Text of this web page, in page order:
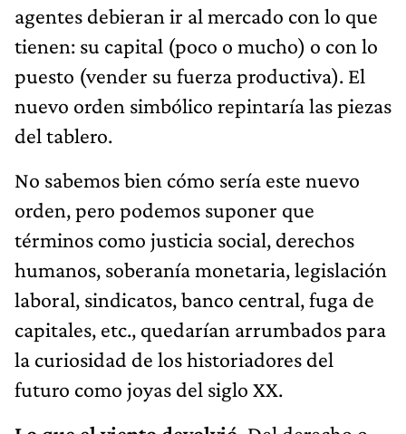
agentes debieran ir al mercado con lo que
tienen: su capital (poco o mucho) o con lo
puesto (vender su fuerza productiva). El
nuevo orden simbólico repintaría las piezas
del tablero.
No sabemos bien cómo sería este nuevo
orden, pero podemos suponer que
términos como justicia social, derechos
humanos, soberanía monetaria, legislación
laboral, sindicatos, banco central, fuga de
capitales, etc., quedarían arrumbados para
la curiosidad de los historiadores del
futuro como joyas del siglo XX.